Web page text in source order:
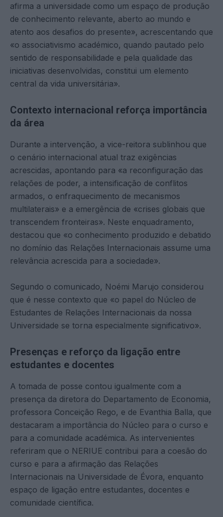
afirma a universidade como um espaço de produção
de conhecimento relevante, aberto ao mundo e
atento aos desafios do presente», acrescentando que
«o associativismo académico, quando pautado pelo
sentido de responsabilidade e pela qualidade das
iniciativas desenvolvidas, constitui um elemento
central da vida universitária».
Contexto internacional reforça importância
da área
Durante a intervenção, a vice-reitora sublinhou que
o cenário internacional atual traz exigências
acrescidas, apontando para «a reconfiguração das
relações de poder, a intensificação de conflitos
armados, o enfraquecimento de mecanismos
multilaterais» e a emergência de «crises globais que
transcendem fronteiras». Neste enquadramento,
destacou que «o conhecimento produzido e debatido
no domínio das Relações Internacionais assume uma
relevância acrescida para a sociedade».
Segundo o comunicado, Noémi Marujo considerou
que é nesse contexto que «o papel do Núcleo de
Estudantes de Relações Internacionais da nossa
Universidade se torna especialmente significativo».
Presenças e reforço da ligação entre
estudantes e docentes
A tomada de posse contou igualmente com a
presença da diretora do Departamento de Economia,
professora Conceição Rego, e de Evanthia Balla, que
destacaram a importância do Núcleo para o curso e
para a comunidade académica. As intervenientes
referiram que o NERIUE contribui para a coesão do
curso e para a afirmação das Relações
Internacionais na Universidade de Évora, enquanto
espaço de ligação entre estudantes, docentes e
comunidade científica.